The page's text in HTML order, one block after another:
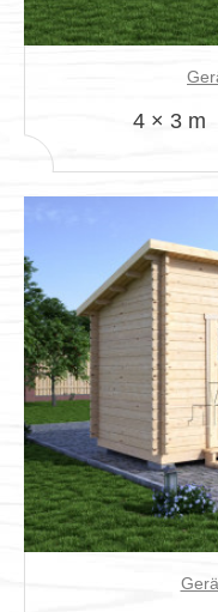
4 × 3 m